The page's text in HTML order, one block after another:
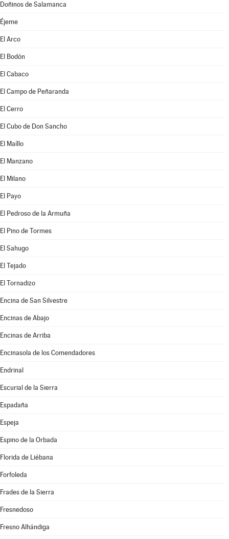
Doñinos de Salamanca
Éjeme
El Arco
El Bodón
El Cabaco
El Campo de Peñaranda
El Cerro
El Cubo de Don Sancho
El Maíllo
El Manzano
El Milano
El Payo
El Pedroso de la Armuña
El Pino de Tormes
El Sahugo
El Tejado
El Tornadizo
Encina de San Silvestre
Encinas de Abajo
Encinas de Arriba
Encinasola de los Comendadores
Endrinal
Escurial de la Sierra
Espadaña
Espeja
Espino de la Orbada
Florida de Liébana
Forfoleda
Frades de la Sierra
Fresnedoso
Fresno Alhándiga